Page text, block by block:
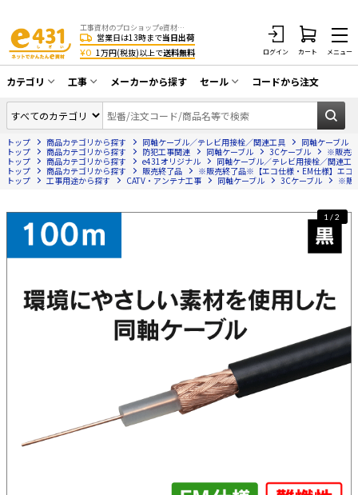
工事資材のプロショップe資材 CATV・アンテナ・防犯・光・LAN・電気・空調工事など
営業日は13時まで当日出荷
¥0 1万円(税抜)以上で送料無料 ログイン カート メニュー
カテゴリ
同軸ケーブル／テレビ用接栓／関連工具
アンテナ・取付金具・ブースター／CATV
部材類
配線補助具（モール・結束バンド・テー
プ類 他）
HDMIケーブル・周辺機器／RCAケーブル
光ファイバー・融着接続機関連
LANケーブル・コネクタ・関連資材/機器
太陽光発電ケーブル・コネクタ・関連資
電源ケーブル／コネクタ／分電盤／ブレ
工事
CATV・アンテナ工事
光工事・FTTH工事
エアコン・換気扇工事
LAN配線工事
電気配管工事
EV充電設備工事
ホテル・病院向け
メーカーから探す セール
在庫一掃セール
コードから注文
トップ 商品カテゴリから探す 同軸ケーブル／テレビ用接栓／関連工具
同軸ケーブル
トップ
商品カテゴリから探す 防犯工事関連 同軸ケーブル 3Cケーブル
※販売
トップ
商品カテゴリから探す e431オリジナル
同軸ケーブル／テレビ用接栓／関連工
トップ
商品カテゴリから探す 販売終了品
※販売終了品※【エコ仕様・EM仕様】エコ
トップ
工事用途から探す CATV・アンテナ工事 同軸ケーブル 3Cケーブル ※販
1/2